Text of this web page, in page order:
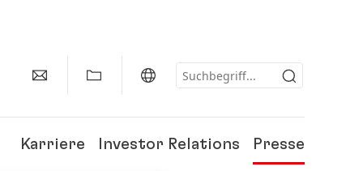
Karriere Investor Relations Presse